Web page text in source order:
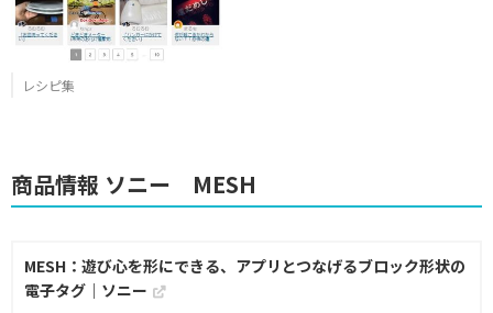
レシピ集
商品情報 ソニー MESH
MESH：遊び心を形にできる、アプリとつなげるブロック形状の
電子タグ｜ソニー